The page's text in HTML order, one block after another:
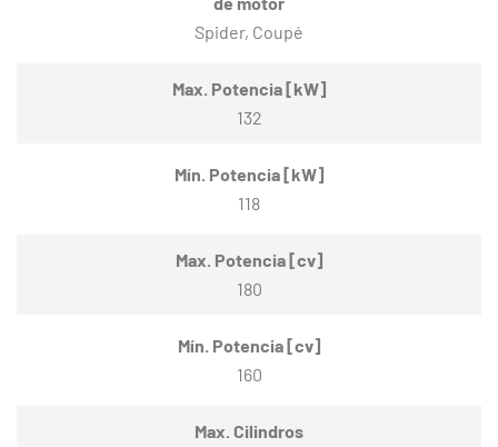
Spider, Coupé
Max. Potencia [kW]
132
Mín. Potencia [kW]
118
Max. Potencia [cv]
180
Mín. Potencia [cv]
160
Max. Cilindros